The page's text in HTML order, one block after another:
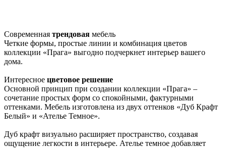
Современная трендовая мебель
Четкие формы, простые линии и комбинация цветов
коллекции «Прага» выгодно подчеркнет интерьер вашего
дома.
Интересное цветовое решение
Основной принцип при создании коллекции «Прага» –
сочетание простых форм со спокойными, фактурными
оттенками. Мебель изготовлена из двух оттенков «Дуб Крафт
Белый» и «Ателье Темное».
Дуб крафт визуально расширяет пространство, создавая
ощущение легкости в интерьере. Ателье темное добавляет